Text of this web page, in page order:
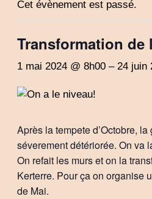
Cet évènement est passé.
Transformation de
1 mai 2024 @ 8h00 – 24 juin
Après la tempete d’Octobre,
séverement détériorée. On va
On refait les murs et on la
Kerterre. Pour ça on organise
de Mai.